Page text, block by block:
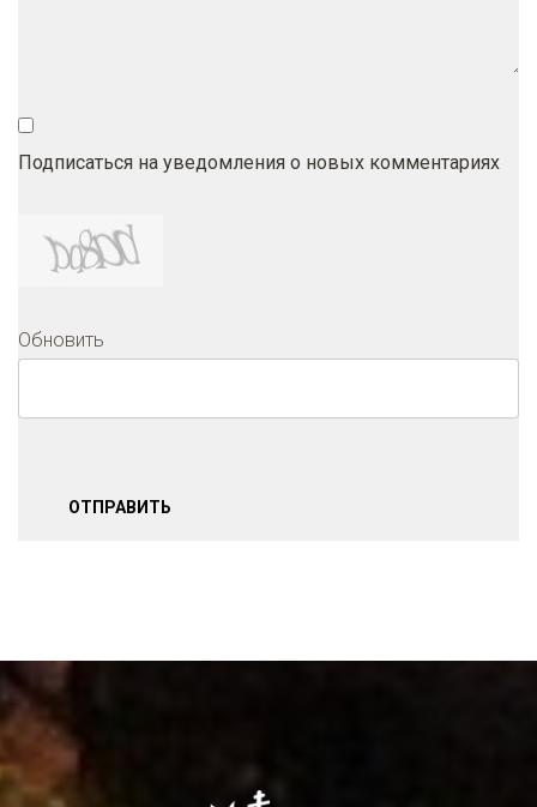
Подписаться на уведомления о новых комментариях
Обновить
ОТПРАВИТЬ